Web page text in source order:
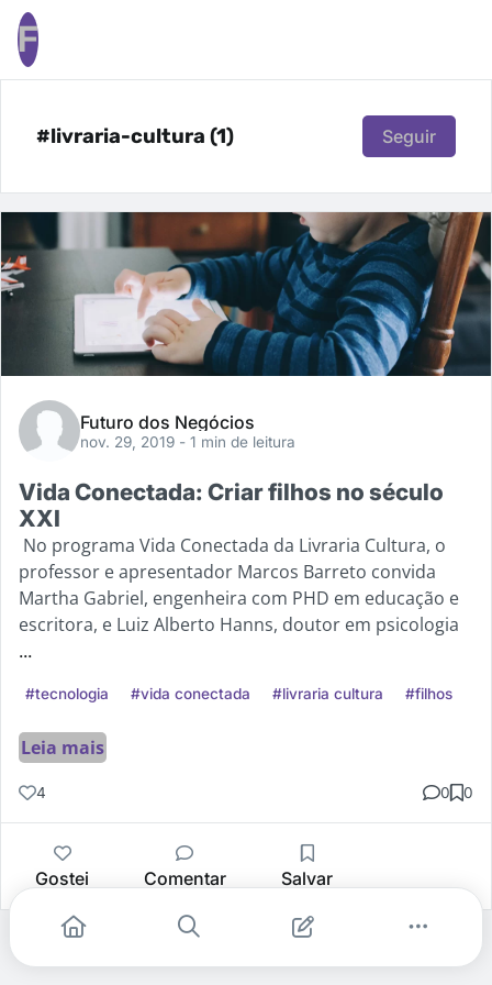
F
#livraria-cultura (1) Seguir
Futuro dos Negócios
nov. 29, 2019 - 1 min de leitura
Vida Conectada: Criar filhos no século
XXI
No programa Vida Conectada da Livraria Cultura, o
professor e apresentador Marcos Barreto convida
Martha Gabriel, engenheira com PHD em educação e
escritora, e Luiz Alberto Hanns, doutor em psicologia
...
#tecnologia #vida conectada #livraria cultura #filhos
Leia mais
4 0 0
Gostei Comentar Salvar